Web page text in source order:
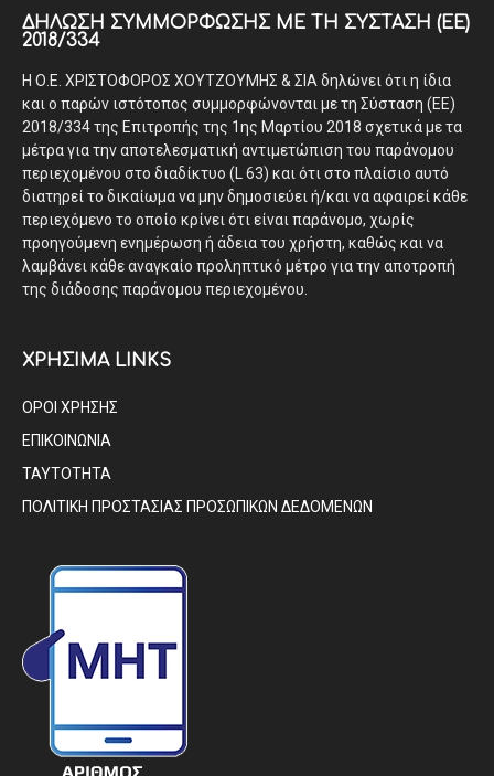
ΔΉΛΩΣΗ ΣΥΜΜΌΡΦΩΣΗΣ ΜΕ ΤΗ ΣΎΣΤΑΣΗ (ΕΕ)
2018/334
Η Ο.Ε. ΧΡΙΣΤΟΦΟΡΟΣ ΧΟΥΤΖΟΥΜΗΣ & ΣΙΑ δηλώνει ότι η ίδια
και ο παρών ιστότοπος συμμορφώνονται με τη Σύσταση (ΕΕ)
2018/334 της Επιτροπής της 1ης Μαρτίου 2018 σχετικά με τα
μέτρα για την αποτελεσματική αντιμετώπιση του παράνομου
περιεχομένου στο διαδίκτυο (L 63) και ότι στο πλαίσιο αυτό
διατηρεί το δικαίωμα να μην δημοσιεύει ή/και να αφαιρεί κάθε
περιεχόμενο το οποίο κρίνει ότι είναι παράνομο, χωρίς
προηγούμενη ενημέρωση ή άδεια του χρήστη, καθώς και να
λαμβάνει κάθε αναγκαίο προληπτικό μέτρο για την αποτροπή
της διάδοσης παράνομου περιεχομένου.
ΧΡΗΣΙΜΑ LINKS
ΟΡΟΙ ΧΡΗΣΗΣ
ΕΠΙΚΟΙΝΩΝΙΑ
ΤΑΥΤΟΤΗΤΑ
ΠΟΛΙΤΙΚΗ ΠΡΟΣΤΑΣΙΑΣ ΠΡΟΣΩΠΙΚΩΝ ΔΕΔΟΜΕΝΩΝ